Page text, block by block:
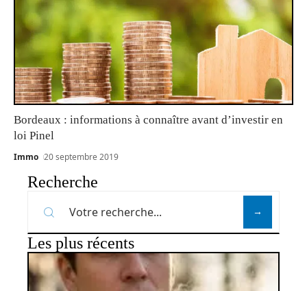
Bordeaux : informations à connaître avant d’investir en
loi Pinel
Immo 20 septembre 2019
Recherche
Les plus récents